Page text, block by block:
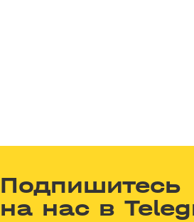
Подпишитесь
на нас в